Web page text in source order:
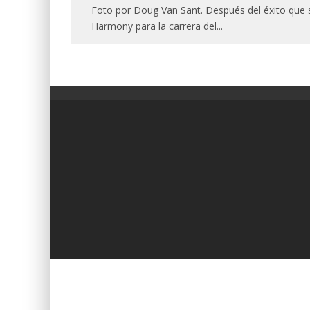
Foto por Doug Van Sant. Después del éxito
Harmony para la carrera del...